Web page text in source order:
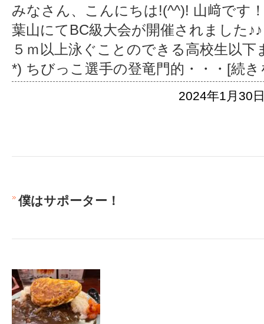
みなさん、こんにちは!(^^)! 山﨑です
葉山にてBC級大会が開催されました
５ｍ以上泳ぐことのできる高校生以下
*) ちびっこ選手の登竜門的 ・・・[続
2024年1月30
僕はサポーター！